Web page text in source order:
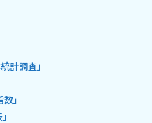
計調査」
」